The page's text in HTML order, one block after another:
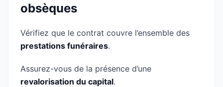
obsèques
Vérifiez que le contrat couvre l’ensemble des
prestations funéraires.
Assurez-vous de la présence d’une
revalorisation du capital.